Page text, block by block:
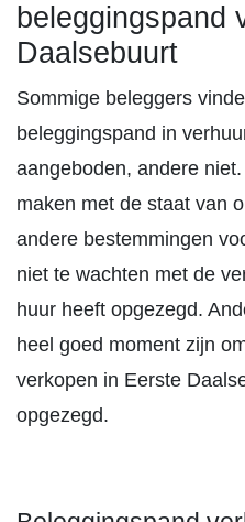
beleggingspand
Daalsebuurt
Sommige beleggers
beleggingspand in
aangeboden, andere
maken met de staat van
andere bestemmingen
niet te wachten met de
huur heeft opgezegd.
heel goed moment zijn
verkopen in Eerste
opgezegd.